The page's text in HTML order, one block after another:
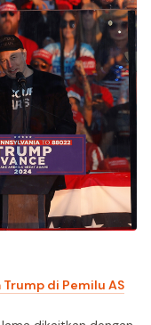
di Pemilu AS